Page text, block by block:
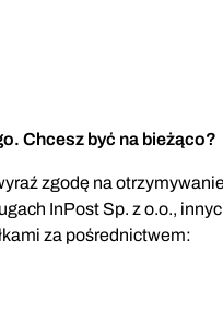
Chcesz być na bieżąco?
zgodę na
InPost Sp. z o.o.,
za pośrednictwem: